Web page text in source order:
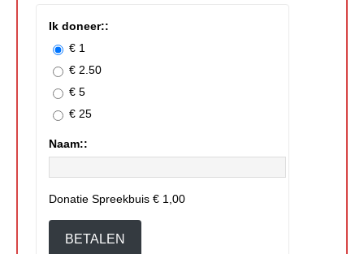
Ik doneer::
€ 1
€ 2.50
€ 5
€ 25
Naam::
Donatie Spreekbuis € 1,00
BETALEN